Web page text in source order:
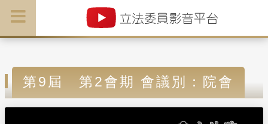
第9屆 第2會期 會議別：院會